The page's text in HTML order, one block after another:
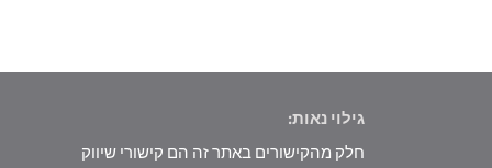
גילוי נאות:
חלק מהקישורים באתר זה הם קישורי שיווק